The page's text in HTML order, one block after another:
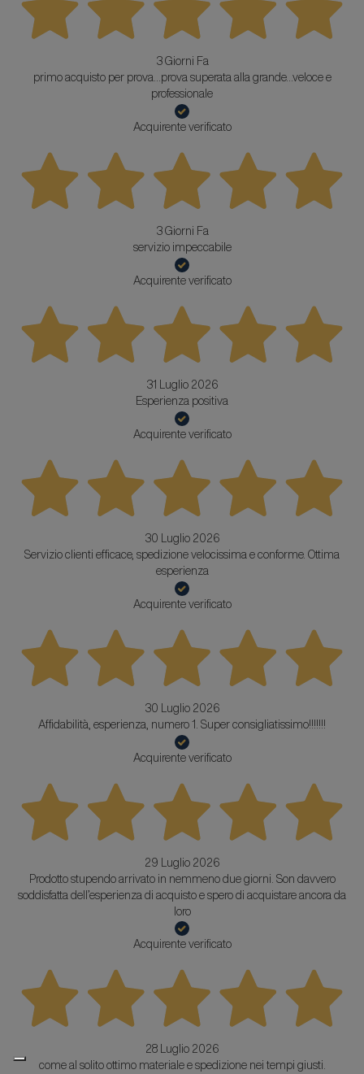
3 Giorni Fa
primo acquisto per prova...prova superata alla grande...veloce e
professionale
Acquirente verificato
3 Giorni Fa
servizio impeccabile
Acquirente verificato
31 Luglio 2026
Esperienza positiva
Acquirente verificato
30 Luglio 2026
Servizio clienti efficace, spedizione velocissima e conforme. Ottima
esperienza
Acquirente verificato
30 Luglio 2026
Affidabilità, esperienza, numero 1. Super consigliatissimo!!!!!!!
Acquirente verificato
29 Luglio 2026
Prodotto stupendo arrivato in nemmeno due giorni. Son davvero
soddisfatta dell’esperienza di acquisto e spero di acquistare ancora da
loro
Acquirente verificato
28 Luglio 2026
come al solito ottimo materiale e spedizione nei tempi giusti.